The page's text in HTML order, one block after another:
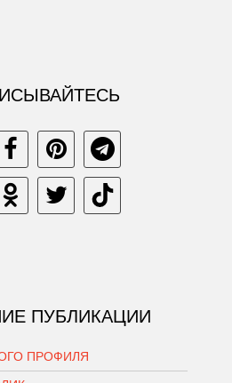
ПУБЛИКАЦИИ
ПРОФИЛЯ